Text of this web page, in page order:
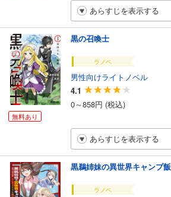
あらすじを表示する
無料あり
黒の召喚士
ラノベ
男性向けライトノベル
4.1
0～858円 (税込)
あらすじを表示する
黒鵜姉妹の異世界キャンプ飯
ラノベ